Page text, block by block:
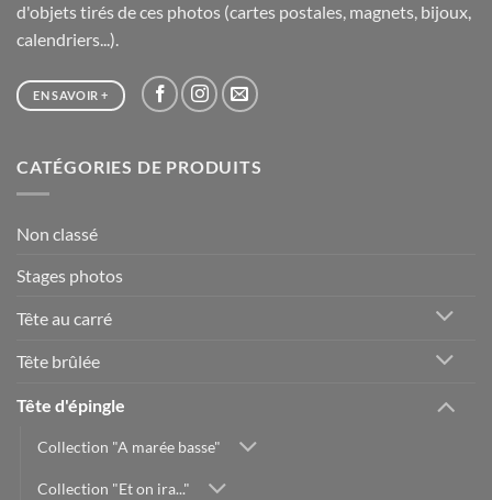
d'objets tirés de ces photos (cartes postales, magnets, bijoux,
calendriers...).
EN SAVOIR +
CATÉGORIES DE PRODUITS
Non classé
Stages photos
Tête au carré
Tête brûlée
Tête d'épingle
Collection "A marée basse"
Collection "Et on ira..."